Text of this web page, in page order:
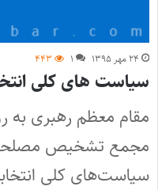
۲۴ مهر ۱۳۹۵ ۱ ۴۴۳
سیاست های کلی
مقام معظم رهبری به
مجمع تشخیص مصلحت
سیاست‌های کلی